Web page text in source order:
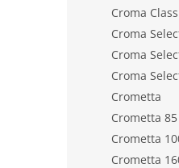
Croma
Croma
Croma
Croma
Crometta
Crometta 85
Crometta
Crometta